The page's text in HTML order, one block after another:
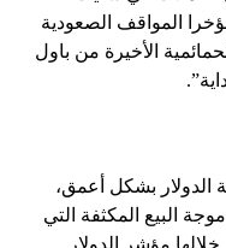
المواقف الصعودية
الأخيرة من باول
الدولار بشكل أعمق،
البيع المكثفة التي